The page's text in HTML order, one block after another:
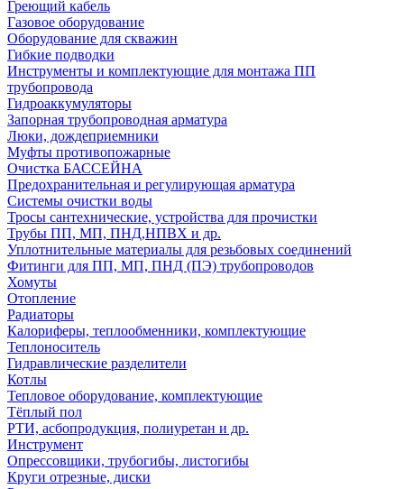
Греющий кабель
Газовое оборудование
Оборудование для скважин
Гибкие подводки
Инструменты и комплектующие для монтажа ПП
трубопровода
Гидроаккумуляторы
Запорная трубопроводная арматура
Люки, дождеприемники
Муфты противопожарные
Очистка БАССЕЙНА
Предохранительная и регулирующая арматура
Системы очистки воды
Тросы сантехнические, устройства для прочистки
Трубы ПП, МП, ПНД,НПВХ и др.
Уплотнительные материалы для резьбовых соединений
Фитинги для ПП, МП, ПНД (ПЭ) трубопроводов
Хомуты
Отопление
Радиаторы
Калориферы, теплообменники, комплектующие
Теплоноситель
Гидравлические разделители
Котлы
Тепловое оборудование, комплектующие
Тёплый пол
РТИ, асбопродукция, полиуретан и др.
Инструмент
Опрессовщики, трубогибы, листогибы
Круги отрезные, диски